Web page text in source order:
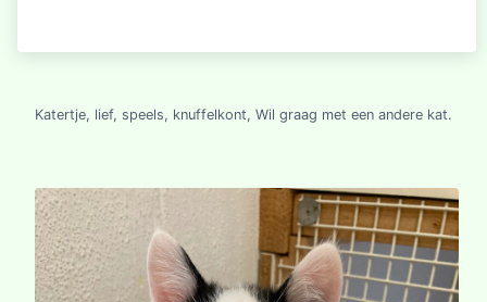
Katertje, lief, speels, knuffelkont, Wil graag met een andere kat.